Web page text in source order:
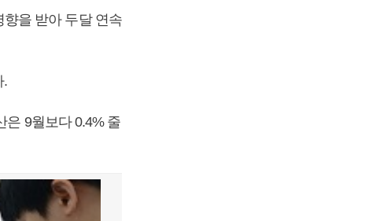
을 받아 두달 연속
.
은 9월보다 0.4% 줄